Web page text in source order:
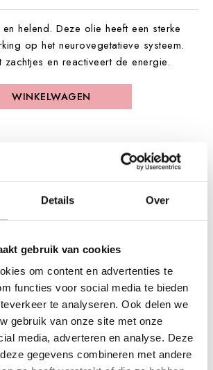
Details Over
gebruik van cookies
om content en advertenties te
functies voor social media te bieden
te analyseren. Ook delen we
gebruik van onze site met onze
media, adverteren en analyse. Deze
gegevens combineren met andere
helend. Deze olie heeft een sterke
op het neurovegetatieve systeem.
zachtjes en reactiveert de energie.
WINKELWAGEN
bij jouw huid past?
4.7
KrX & LakShmi store
Friendly Keurmerk
1 tot 3 werkdagen